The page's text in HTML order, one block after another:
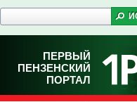
ПЕРВЫЙ
ПЕНЗЕНСКИЙ
ПОРТАЛ